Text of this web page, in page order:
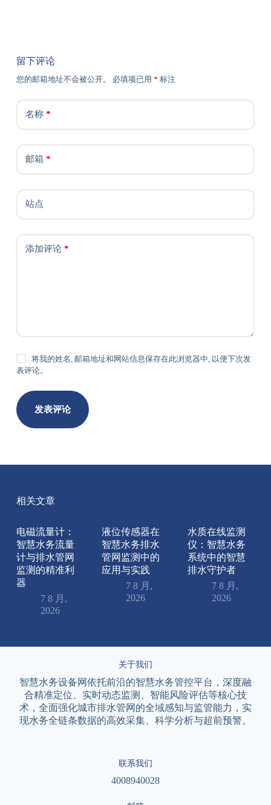
留下评论
您的邮箱地址不会被公开。 必填项已用 * 标注
名称*
邮箱 *
站点
添加评论*
将我的姓名, 邮箱地址和网站信息保存在此浏览器中, 以便下次发
表评论。
发表评论
相关文章
电磁流量计：
智慧水务流量
计与排水管网
监测的精准利
器
7 8 月,
2026
液位传感器在
智慧水务排水
管网监测中的
应用与实践
7 8 月,
2026
水质在线监测
仪：智慧水务
系统中的智慧
排水守护者
7 8 月,
2026
关于我们
智慧水务设备网依托前沿的智慧水务管控平台，深度融
合精准定位、实时动态监测、智能风险评估等核心技
术，全面强化城市排水管网的全域感知与监管能力，实
现水务全链条数据的高效采集、科学分析与超前预警。
联系我们
4008940028